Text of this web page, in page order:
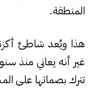
المنطقة.
هذا ويُعد شاطئ
غير أنه يعاني منذ
تترك بصماتها على